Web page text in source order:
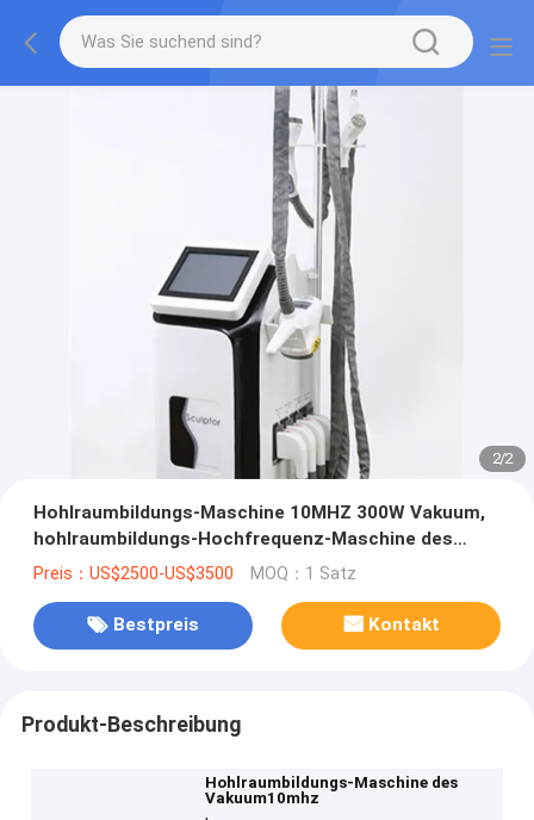
2/2
Hohlraumbildungs-Maschine 10MHZ 300W Vakuum,
hohlraumbildungs-Hochfrequenz-Maschine des
Vakuum40k Ultraschall
Preis：US$2500-US$3500 MOQ：1 Satz
Bestpreis Kontakt
Produkt-Beschreibung
Hohlraumbildungs-Maschine des
Vakuum10mhz
,